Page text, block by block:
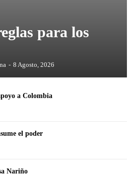
para los
- 8 Agosto, 2026
a Colombia
el poder
Nariño